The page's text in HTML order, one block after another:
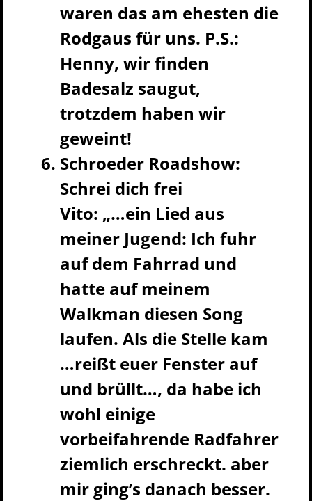
waren das am ehesten die
Rodgaus für uns. P.S.:
Henny, wir finden
Badesalz saugut,
trotzdem haben wir
geweint!
Schroeder Roadshow:
Schrei dich frei
Vito: „…ein Lied aus
meiner Jugend: Ich fuhr
auf dem Fahrrad und
hatte auf meinem
Walkman diesen Song
laufen. Als die Stelle kam
…reißt euer Fenster auf
und brüllt…, da habe ich
wohl einige
vorbeifahrende Radfahrer
ziemlich erschreckt. aber
mir ging’s danach besser.